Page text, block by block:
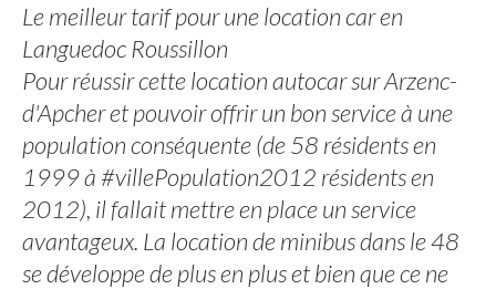
Le meilleur tarif pour une location car en
Languedoc Roussillon
Pour réussir cette location autocar sur Arzenc-
d'Apcher et pouvoir offrir un bon service à une
population conséquente (de 58 résidents en
1999 à #villePopulation2012 résidents en
2012), il fallait mettre en place un service
avantageux. La location de minibus dans le 48
se développe de plus en plus et bien que ce ne